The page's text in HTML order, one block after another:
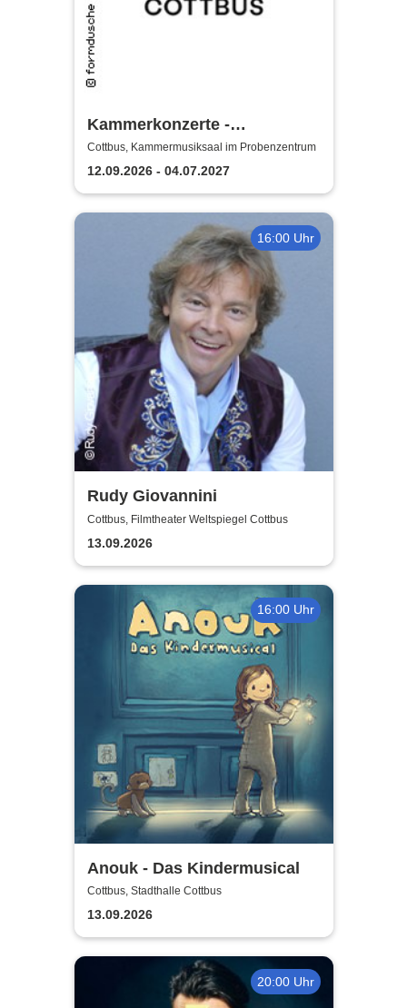
Kammerkonzerte -
Staatstheater Cottbus
Cottbus, Kammermusiksaal im Probenzentrum
12.09.2026 - 04.07.2027
16:00 Uhr
Rudy Giovannini
Cottbus, Filmtheater Weltspiegel Cottbus
13.09.2026
16:00 Uhr
Anouk - Das Kindermusical
Cottbus, Stadthalle Cottbus
13.09.2026
20:00 Uhr